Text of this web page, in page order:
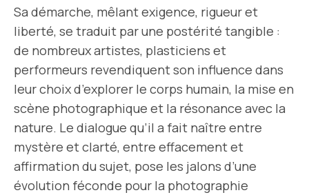
Sa démarche, mêlant exigence, rigueur et
liberté, se traduit par une postérité tangible :
de nombreux artistes, plasticiens et
performeurs revendiquent son influence dans
leur choix d’explorer le corps humain, la mise en
scène photographique et la résonance avec la
nature. Le dialogue qu’il a fait naître entre
mystère et clarté, entre effacement et
affirmation du sujet, pose les jalons d’une
évolution féconde pour la photographie